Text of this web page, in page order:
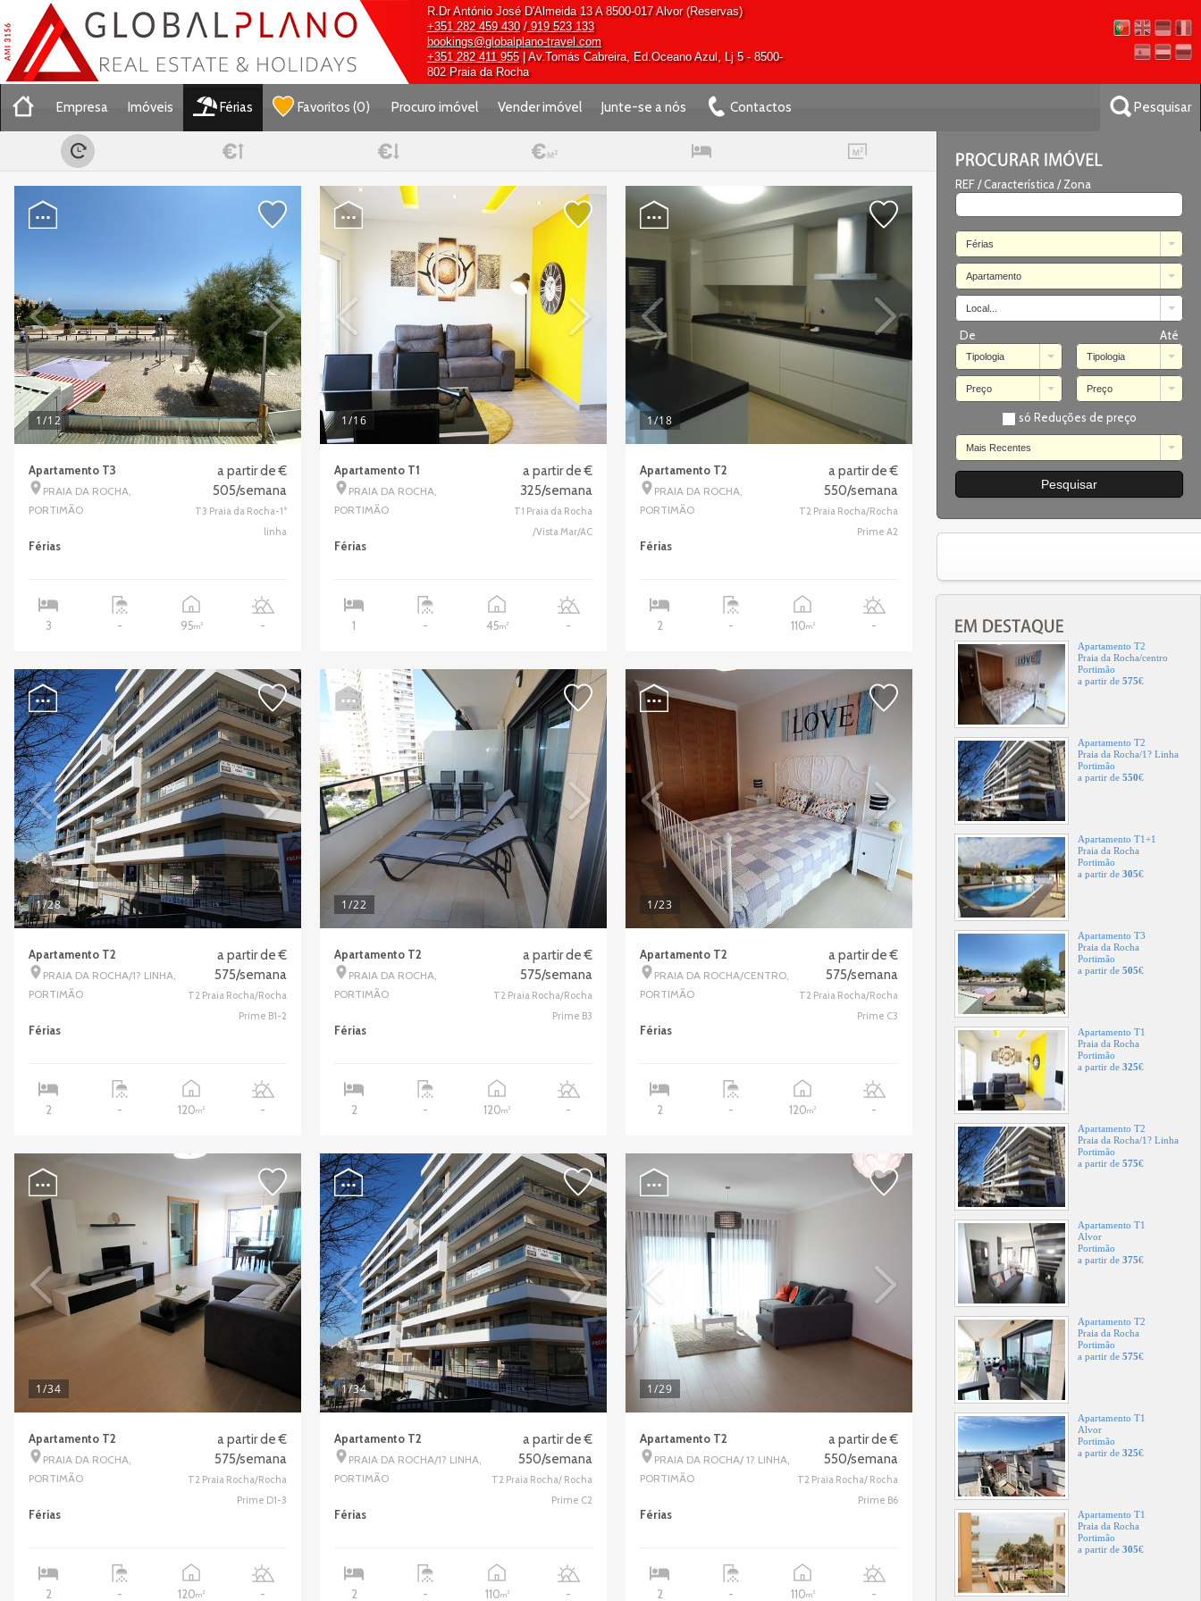
R.Dr António José D'Almeida 13 A 8500-017 Alvor (Reservas)
+351 282 459 430/919 523 133
bookings@globalplano-travel.com
+351 282 411 955| Av.Tomás Cabreira, Ed.Oceano Azul, Lj 5 - 8500-
802 Praia da Rocha
Empresa Imóveis Férias Favoritos (0) Procuro imóvel Vender imóvel Junte-se a nós Contactos Pesquisar
REF / Característica / Zona
Férias
Apartamento
Local...
De Até
Tipologia Tipologia
Preço Preço
só Reduções de preço
Mais Recentes
Clube Alvor F?rias
a partir de
a partir de575€
Apartamento T2
Praia da Rocha/centro
Portimão
a partir de 575€
Apartamento T2
Praia da Rocha/1? Linha
Portimão
a partir de 550€
Apartamento T1+1
Praia da Rocha
Portimão
a partir de 305€
Apartamento T3
Praia da Rocha
Portimão
a partir de 505€
Apartamento T1
Praia da Rocha
Portimão
a partir de 325€
Apartamento T2
Praia da Rocha/1? Linha
Portimão
a partir de 575€
Apartamento T1
Alvor
Portimão
a partir de 375€
Apartamento T2
Praia da Rocha
Portimão
a partir de 575€
Apartamento T1
Alvor
Portimão
a partir de 325€
Apartamento T1
Praia da Rocha
Portimão
a partir de 305€
1/12
Apartamento T3
PRAIA DA ROCHA,
PORTIMÃO
a partir de €
505/semana
T3 Praia da Rocha-1ª
linha
Férias
3 - 95m2 -
1/16
Apartamento T1
PRAIA DA ROCHA,
PORTIMÃO
a partir de €
325/semana
T1 Praia da Rocha
/Vista Mar/AC
Férias
1 - 45m2 -
1/18
Apartamento T2
PRAIA DA ROCHA,
PORTIMÃO
a partir de €
550/semana
T2 Praia Rocha/Rocha
Prime A2
Férias
2 - 110m2 -
1/28
Apartamento T2
PRAIA DA ROCHA/1? LINHA,
PORTIMÃO
a partir de €
575/semana
T2 Praia Rocha/Rocha
Prime B1-2
Férias
2 - 120m2 -
1/22
Apartamento T2
PRAIA DA ROCHA,
PORTIMÃO
a partir de €
575/semana
T2 Praia Rocha/Rocha
Prime B3
Férias
2 - 120m2 -
1/23
Apartamento T2
PRAIA DA ROCHA/CENTRO,
PORTIMÃO
a partir de €
575/semana
T2 Praia Rocha/Rocha
Prime C3
Férias
2 - 120m2 -
1/34
Apartamento T2
PRAIA DA ROCHA,
PORTIMÃO
a partir de €
575/semana
T2 Praia Rocha/Rocha
Prime D1-3
Férias
2 - 120m2 -
1/34
Apartamento T2
PRAIA DA ROCHA/1? LINHA,
PORTIMÃO
a partir de €
550/semana
T2 Praia Rocha/ Rocha
Prime C2
Férias
2 - 110m2 -
1/29
Apartamento T2
PRAIA DA ROCHA/ 1? LINHA,
PORTIMÃO
a partir de €
550/semana
T2 Praia Rocha/ Rocha
Prime B6
Férias
2 - 110m2 -